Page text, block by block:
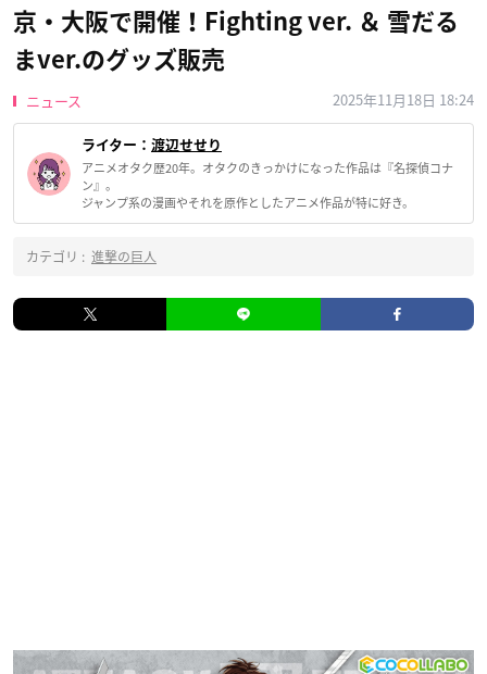
京・大阪で開催！Fighting ver. ＆ 雪だる
まver.のグッズ販売
ニュース 2025年11月18日 18:24
ライター： 渡辺せせり
アニメオタク歴20年。オタクのきっかけになった作品は『名探偵コナ
ン』。
ジャンプ系の漫画やそれを原作としたアニメ作品が特に好き。
カテゴリ : 進撃の巨人